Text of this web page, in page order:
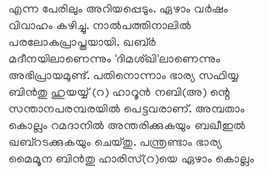
എന്ന പേരിലും അറിയപ്പെടും. ഏഴാം വര്‍ഷം
വിവാഹം കഴിച്ചു. നാല്‍പത്തിനാലില്‍
പരലോകപ്രാപ്തയായി. ഖബ്ര്‍
മദീനയിലാണെന്നും 'ദിമശ്ഖി'ലാണെന്നും
അഭിപ്രായമുണ്ട്. പതിനൊന്നാം ഭാര്യ സഫിയ്യ
ബിന്‍തു ഹുയയ്യ് (റ) ഹാറൂന്‍ നബി(അ) ന്റെ
സന്താനപരമ്പരയില്‍ പെട്ടവരാണ്. അമ്പതാം
കൊല്ലം റമദാനില്‍ അന്തരിക്കുകയും ബഖീഇല്‍
ഖബ്‌റടക്കുകയും ചെയ്തു. പന്ത്രണ്ടാം ഭാര്യ
മൈമൂന ബിന്‍തു ഹാരിസ്(റ)യെ ഏഴാം കൊല്ലം